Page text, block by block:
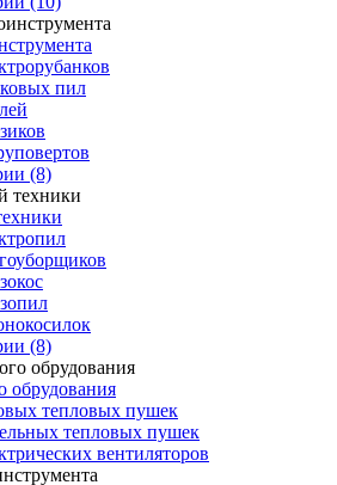
пил
(8)
(8)
обрудования
тепловых пушек
тепловых пушек
вентиляторов